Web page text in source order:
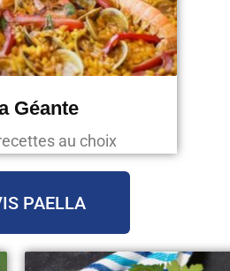
Géante
au choix
PAELLA